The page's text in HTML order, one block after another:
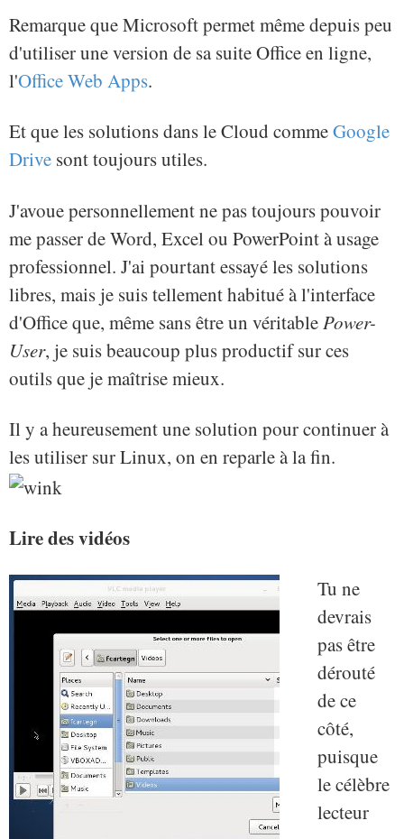
Remarque que Microsoft permet même depuis peu
d'utiliser une version de sa suite Office en ligne,
l'Office Web Apps.
Et que les solutions dans le Cloud commeGoogle
Drive sont toujours utiles.
J'avoue personnellement ne pas toujours pouvoir
me passer de Word, Excel ou PowerPoint à usage
professionnel. J'ai pourtant essayé les solutions
libres, mais je suis tellement habitué à l'interface
d'Office que, même sans être un véritable Power-
User, je suis beaucoup plus productif sur ces
outils que je maîtrise mieux.
Il y a heureusement une solution pour continuer à
les utiliser sur Linux, on en reparle à la fin.
Lire des vidéos
Tu ne
devrais
pas être
dérouté
de ce
côté,
puisque
le célèbre
lecteur